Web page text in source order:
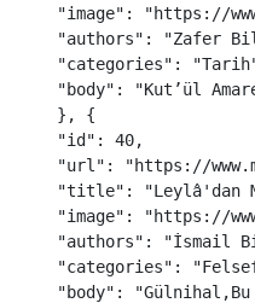
"image" : "https://
"authors" : "Zafer
"categories" : "Tarih
"body" : "Kut’ül
},
{
"id " : 40,
"url " : "https://
"title" : "Leylâ'dan
"image" : "https://
"authors" : "İsmail
"categories" : "
"body" : "